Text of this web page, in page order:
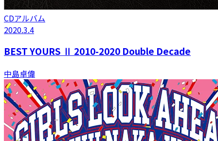
CDアルバム
2020.3.4
BEST YOURS Ⅱ 2010-2020 Double Decade
中島卓偉